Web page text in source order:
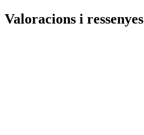
Valoracions i ressenyes